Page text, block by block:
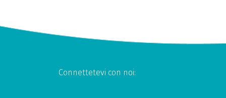
Connettetevi con noi: